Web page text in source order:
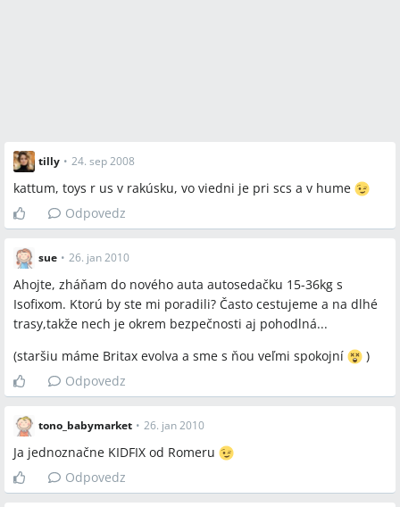
tilly • 24. sep 2008
kattum, toys r us v rakúsku, vo viedni je pri scs a v hume
Odpovedz
sue • 26. jan 2010
Ahojte, zháňam do nového auta autosedačku 15-36kg s
Isofixom. Ktorú by ste mi poradili? Často cestujeme a na dlhé
trasy,takže nech je okrem bezpečnosti aj pohodlná...
(staršiu máme Britax evolva a sme s ňou veľmi spokojní
)
Odpovedz
tono_babymarket • 26. jan 2010
Ja jednoznačne KIDFIX od Romeru
Odpovedz